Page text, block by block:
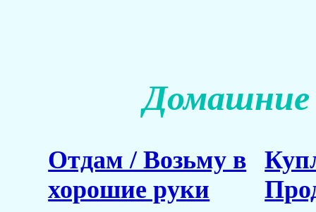
Отдам / Возьму в
хорошие руки